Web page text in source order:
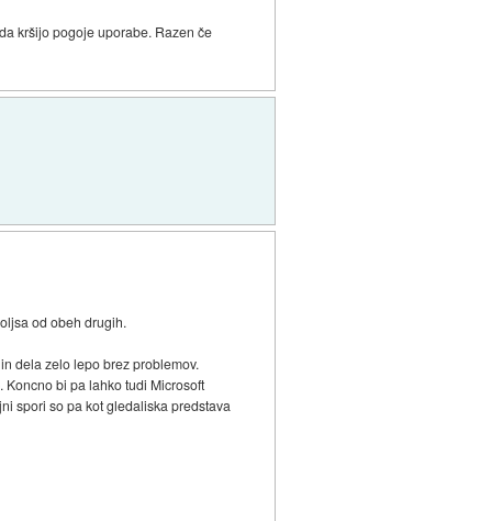
kršijo pogoje uporabe. Razen če
od obeh drugih.
dela zelo lepo brez problemov.
bi pa lahko tudi Microsoft
spori so pa kot gledaliska predstava